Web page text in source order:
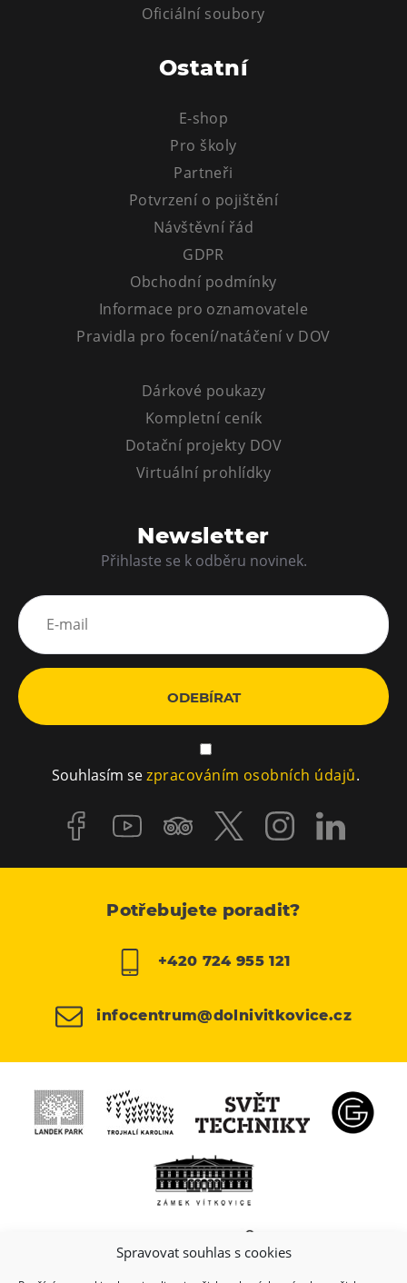
Spravovat souhlas s cookies
Oficiální soubory
Ostatní
E-shop
Pro školy
Partneři
Potvrzení o pojištění
Návštěvní řád
GDPR
Obchodní podmínky
Informace pro oznamovatele
Pravidla pro focení/natáčení v DOV
Dárkové poukazy
Kompletní ceník
Dotační projekty DOV
Virtuální prohlídky
Newsletter
Přihlaste se k odběru novinek.
ODEBÍRAT
Souhlasím sezpracováním osobních údajů.
Potřebujete poradit?
+420 724 955 121
infocentrum@dolnivitkovice.cz